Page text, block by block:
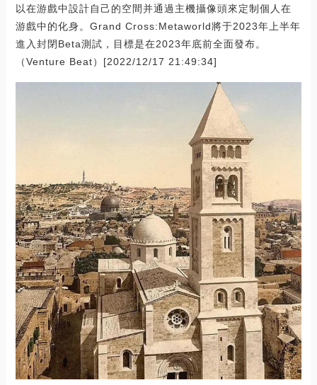
以在游戲中設計自己的空間并通過主機攝像頭來定制個人在
游戲中的化身。Grand Cross:Metaworld將于2023年上半年
進入封閉Beta測試，目標是在2023年底前全面發布。
（Venture Beat）[2022/12/17 21:49:34]